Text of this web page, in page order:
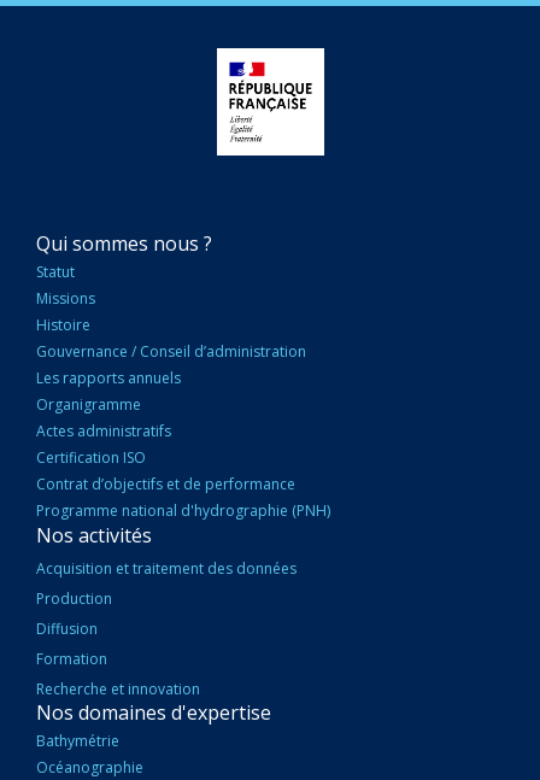
NAVIGATION
PRINCIPALE
Qui sommes nous ?
Statut
Missions
Histoire
Gouvernance / Conseil d’administration
Les rapports annuels
Organigramme
Actes administratifs
Certification ISO
Contrat d’objectifs et de performance
Programme national d'hydrographie (PNH)
Nos activités
Acquisition et traitement des données
Production
Diffusion
Formation
Recherche et innovation
Nos domaines d'expertise
Bathymétrie
Océanographie